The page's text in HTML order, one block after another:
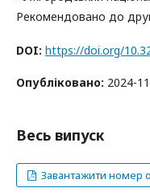
Рекомендовано до
DOI: https://doi.org/
Опубліковано: 2024-
Весь випуск
Завантажити